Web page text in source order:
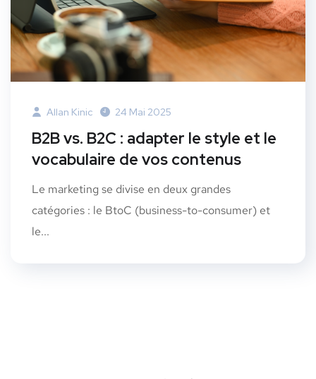
Allan Kinic 24 Mai 2025
B2B vs. B2C : adapter le style et le
vocabulaire de vos contenus
Le marketing se divise en deux grandes
catégories : le BtoC (business-to-consumer) et
le...